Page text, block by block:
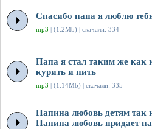
Спасибо папа я люблю
mp3 | (1.2Mb) | скачали: 334
Папа я стал таким же как
курить и пить
mp3 | (1.14Mb) | скачали: 335
Папина любовь детям так
Папина любовь придает